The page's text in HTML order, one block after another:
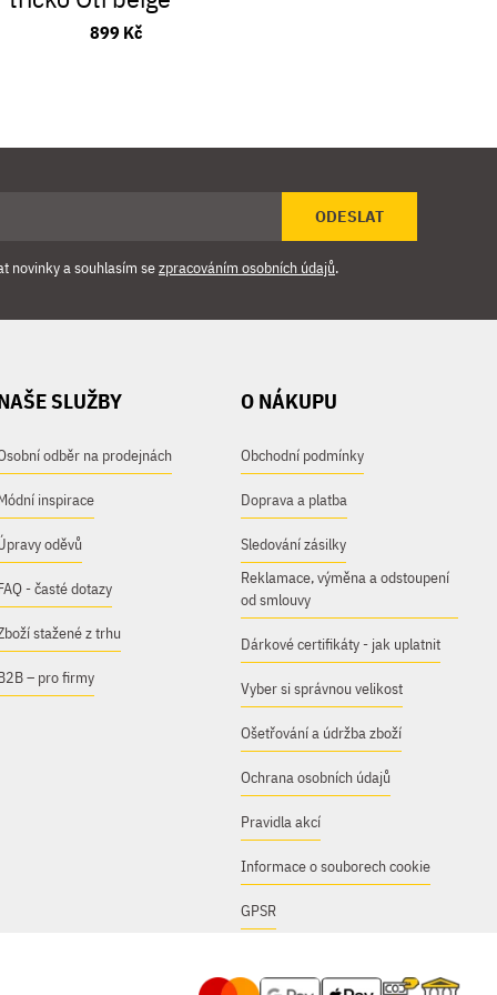
899 Kč
ODESLAT
novinky a souhlasím sezpracováním osobních údajů.
SLUŽBY
odběr na prodejnách
inspirace
oděvů
- časté dotazy
stažené z trhu
– pro firmy
O NÁKUPU
Obchodní podmínky
Doprava a platba
Sledování zásilky
Reklamace, výměna a odstoupení
od smlouvy
Dárkové certifikáty - jak uplatnit
Vyber si správnou velikost
Ošetřování a údržba zboží
Ochrana osobních údajů
Pravidla akcí
Informace o souborech cookie
GPSR